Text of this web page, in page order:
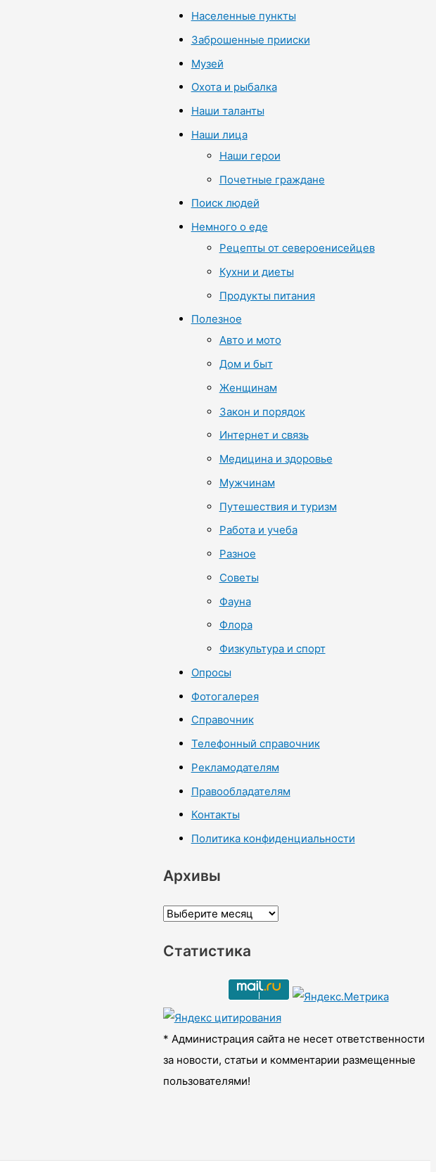
Населенные пункты
Заброшенные прииски
Музей
Охота и рыбалка
Наши таланты
Наши лица
Наши герои
Почетные граждане
Поиск людей
Немного о еде
Рецепты от североенисейцев
Кухни и диеты
Продукты питания
Полезное
Авто и мото
Дом и быт
Женщинам
Закон и порядок
Интернет и связь
Медицина и здоровье
Мужчинам
Путешествия и туризм
Работа и учеба
Разное
Советы
Фауна
Флора
Физкультура и спорт
Опросы
Фотогалерея
Справочник
Телефонный справочник
Рекламодателям
Правообладателям
Контакты
Политика конфиденциальности
Архивы
А
х
ы
Статистика
* Администрация сайта не несет ответственности
за новости, статьи и комментарии размещенные
пользователями!